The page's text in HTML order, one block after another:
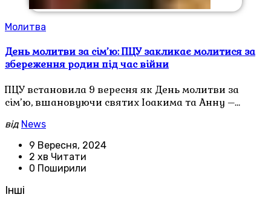
Молитва
День молитви за сім’ю: ПЦУ закликає молитися за
збереження родин під час війни
ПЦУ встановила 9 вересня як День молитви за
сім’ю, вшановуючи святих Іоакима та Анну –…
від News
9 Вересня, 2024
2 хв Читати
0 Поширили
Інші